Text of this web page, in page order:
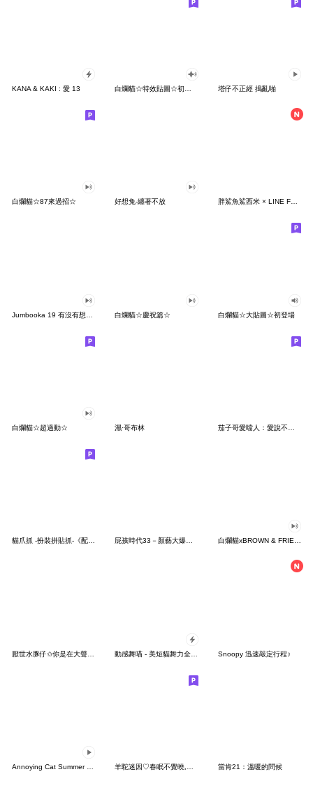
KANA & KAKI : 愛 13 塔仔不正經 搗亂啪
白爛貓☆87來過招☆ 好想兔-纏著不放 胖鯊魚鯊西米 × LINE FRIENDS☆歡慶時光
白爛貓☆慶祝篇☆ 白爛貓☆大貼圖☆初登場
白爛貓☆超過動☆ 濕·哥布林
貓爪抓 -扮裝拼貼抓-《配件補充包》 屁孩時代33－顏藝大爆走！ 白爛貓xBROWN & FRIENDS
Snoopy 迅速敲定行程♪
當肯21：溫暖的問候